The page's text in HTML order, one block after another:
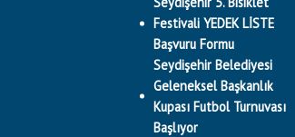
Festivali YEDEK LİSTE
Başvuru Formu
Seydişehir Belediyesi
Geleneksel Başkanlık
Kupası Futbol Turnuvası
Başlıyor